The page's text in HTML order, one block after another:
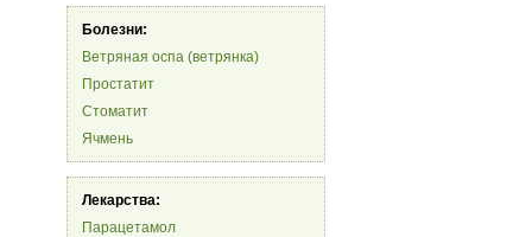
Болезни:
Ветряная оспа (ветрянка)
Простатит
Стоматит
Ячмень
Лекарства:
Парацетамол